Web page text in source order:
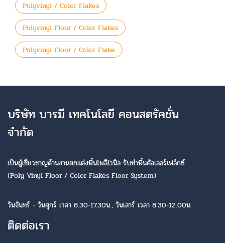
Polyvinyl / Color Flakes
Polyvinyl Floor / Color Flakes
Polyvinyl Floor / Color Flake
บริษัท บารมี เทคโนโลยี คอนสตรัคชั่น
จำกัด
เป็นผู้เชี่ยวชาญด้านงานตกแต่งพื้นโพลีไวนิล รับทำพื้นคัลเลอร์เฟล็กซ์
(Poly Vinyl Floor / Color Flakes Floor System)
วันจันทร์ - วันศุกร์ เวลา 8.30-17.30น., วันเสาร์ เวลา 8.30-12.00น.
ติดต่อเรา